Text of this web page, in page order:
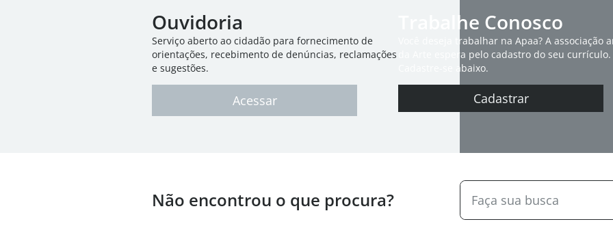
Ouvidoria
Serviço aberto ao cidadão para fornecimento de
orientações, recebimento de denúncias, reclamações
e sugestões.
Acessar
Trabalhe Conosco
Você deseja trabalhar na Apaa? A associação
da Arte espera pelo cadastro do seu currículo.
Cadastre-se abaixo.
Cadastrar
Não encontrou o que procura?